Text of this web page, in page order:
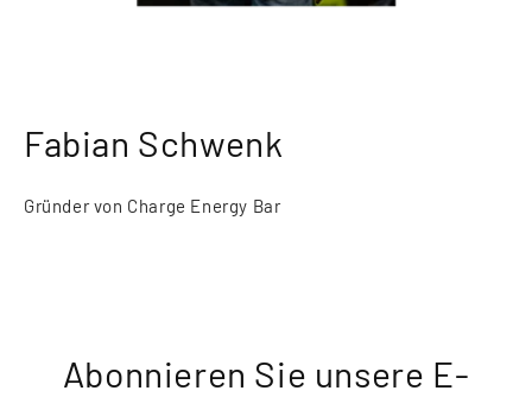
Fabian Schwenk
Gründer von Charge Energy Bar
Abonnieren Sie unsere E-